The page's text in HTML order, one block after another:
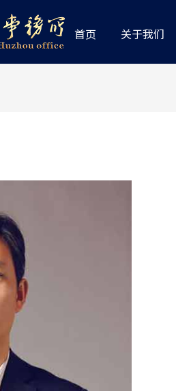
首页 关于我们